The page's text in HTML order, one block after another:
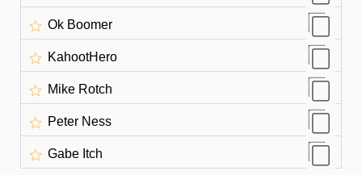
Ok Boomer
KahootHero
Mike Rotch
Peter Ness
Gabe Itch